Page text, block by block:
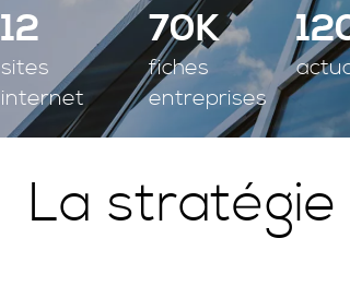
12
sites
internet
70K
fiches
entreprises
La stratégie